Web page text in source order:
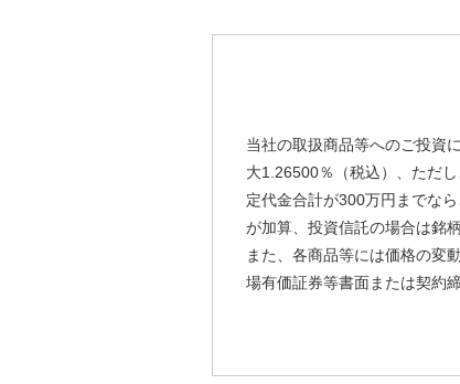
当社の取扱商品等へのご投資
大1.26500％（税込）、ただ
定代金合計が300万円までな
が加算、投資信託の場合は銘
また、各商品等には価格の変
場有価証券等書面または契約